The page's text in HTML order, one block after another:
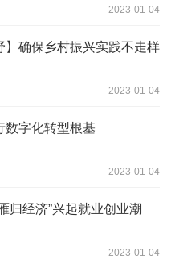
2023-01-04
】确保乡村振兴实践不走样
2023-01-04
数字化转型根基
2023-01-04
归经济”兴起就业创业潮
2023-01-04